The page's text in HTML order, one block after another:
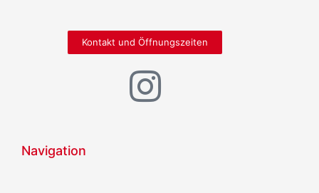
Kontakt und Öffnungszeiten
Navigation